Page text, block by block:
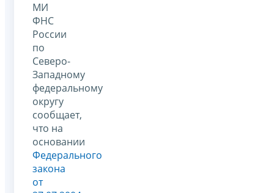
МИ
ФНС
России
по
Северо-
Западному
федеральному
округу
сообщает,
что на
основании
Федерального
закона
от